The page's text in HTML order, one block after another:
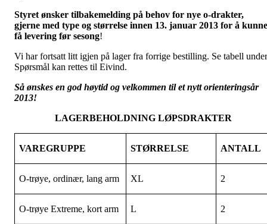
Styret ønsker tilbakemelding på behov for nye o-drakter,
gjerne med type og størrelse innen 13. januar 2013 for å kunne
få levering før sesong!
Vi har fortsatt litt igjen på lager fra forrige bestilling. Se tabell
Spørsmål kan rettes til Eivind.
Så ønskes en god høytid og velkommen til et nytt orienteringsår
2013!
LAGERBEHOLDNING LØPSDRAKTER
VAREGRUPPE STØRRELSE ANTALL
O-trøye, ordinær, lang arm XL 2
O-trøye Extreme, kort arm L 2